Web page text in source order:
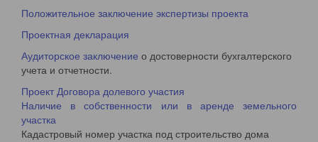
Положительное заключение экспертизы проекта
Проектная декларация
Аудиторское заключение о достоверности бухгалтерского
учета и отчетности.
Проект Договора долевого участия
Наличие в собственности или в аренде земельного
участка
Кадастровый номер участка под строительство дома